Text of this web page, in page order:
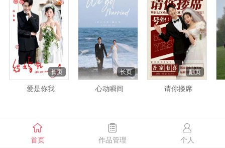
长页
爱是你我
长页
心动瞬间
翻页
请你搂席
网红爆款
首页 作品管理 个人